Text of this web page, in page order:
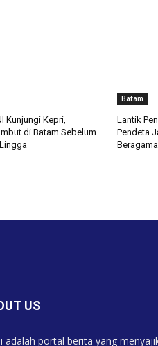
Kunjungi Kepri,
di Batam Sebelum
Batam
Lantik
Pendeta
Beragama
US
adalah portal berita yang